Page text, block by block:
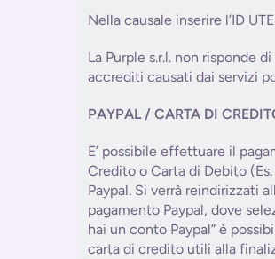
Nella causale inserire l’ID
La Purple s.r.l. non risponde
accrediti causati dai servizi
PAYPAL / CARTA DI
E’ possibile effettuare il
Credito o Carta di Debito
Paypal. Si verrà reindirizzati
pagamento Paypal, dove
hai un conto Paypal” è
carta di credito utili alla